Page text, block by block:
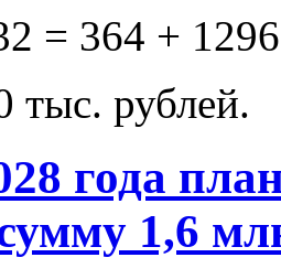
= 364 +
тыс. рублей.
года
1,6